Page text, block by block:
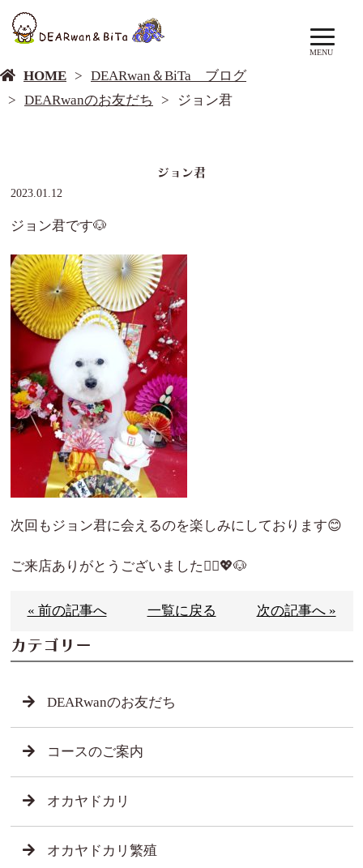
MENU
HOME
DEARwan＆BiTa ブログ
DEARwanのお友だち
ジョン君
ジョン君
2023.01.12
ジョン君です🐶
次回もジョン君に会えるのを楽しみにしております😊
ご来店ありがとうございました🙇‍♀️💖🐶
« 前の記事へ 一覧に戻る 次の記事へ »
カテゴリー
DEARwanのお友だち
コースのご案内
オカヤドカリ
オカヤドカリ繁殖